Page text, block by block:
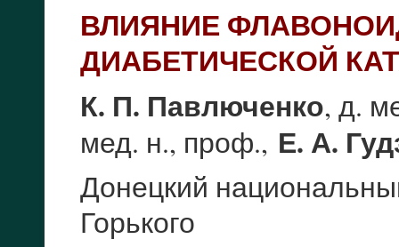
ВЛИЯНИЕ
ДИАБЕТИЧЕСКОЙ
К. П. Павлюченко, д.
мед. н., проф., Е. А.
Донецкий
Горького